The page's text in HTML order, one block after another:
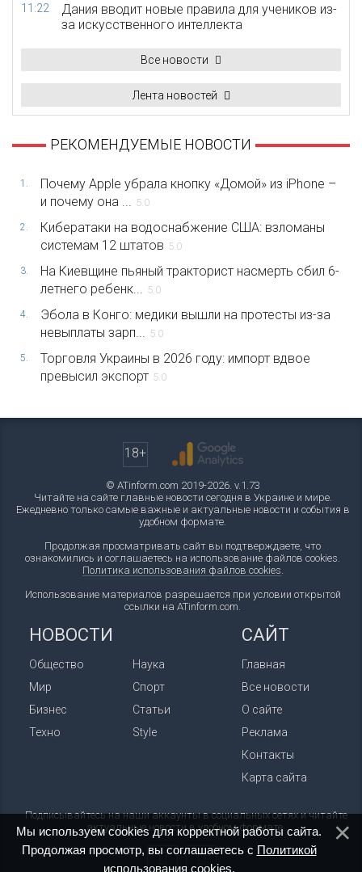
11:22
Дания вводит новые правила для учеников из-
за искусственного интеллекта
Все новости
Лента новостей
РЕКОМЕНДУЕМЫЕ НОВОСТИ
1.
Почему Apple убрала кнопку «Домой» из iPhone –
и почему она ...
5.0
2.
Кибератаки на водоснабжение США: взломаны
системам 12 штатов 5.0
3.
На Киевщине пьяный тракторист насмерть сбил 6-
летнего ребенк...
5.0
4.
Эбола в Конго: медики вышли на протесты из-за
невыплаты зарп...
5.0
5.
Торговля Украины в 2026 году: импорт вдвое
превысил экспорт 5.0
18+
© ATinform.com 2019-2026. v.1.73
Читайте на сайте главные новости сегодня в Украине и мире.
Ежедневно только самые важные и актуальные новости и события в
удобном формате.
Продолжая просматривать сайт вы подтверждаете, что
ознакомились и соглашаетесь на использование файлов cookies.
Политика использования файлов cookies
Использование материалов разрешается при условии открытой
ссылки на ATinform.com.
НОВОСТИ
Общество
Мир
Бизнес
Техно
Наука
Спорт
Статьи
Style
САЙТ
Главная
Все новости
О сайте
Реклама
Контакты
Карта сайта
Подписывайтесь на наши аккаунты в социальных сетях и читайте
актуальные новости в удобном формате.
Мы используем cookies для корректной работы сайта.
Продолжая просмотр, вы соглашаетесь с Политикой
использования cookies.